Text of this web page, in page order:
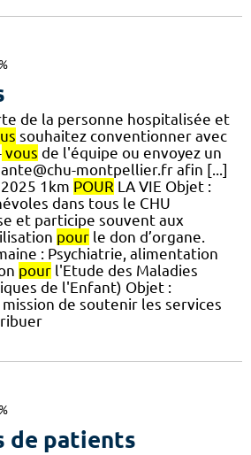
de la personne hospitalisée et
souhaitez conventionner avec
vous de l'équipe ou envoyez un
montpellier.fr afin [...]
1km POUR LA VIE Objet :
dans tous le CHU
et participe souvent aux
pour le don d’organe.
: Psychiatrie, alimentation
pour l'Etude des Maladies
de l'Enfant) Objet :
mission de soutenir les services
de patients